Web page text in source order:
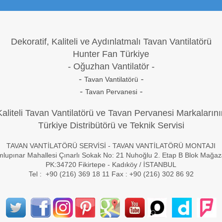
Dekoratif, Kaliteli ve Aydınlatmalı Tavan Vantilatörü
Hunter Fan Türkiye
- Oğuzhan Vantilatör -
- Tavan Vantilatörü -
- Tavan Pervanesi-
Tavan Vantilatörü ve Tavan Pervanesi
Türkiye Distribütörü ve Teknik Servisi
TAVAN VANTİLATÖRÜ SERVİSİ - TAVAN VANTİLATÖRÜ MONTAJI
Mahallesi Çınarlı Sokak No: 21 Nuhoğlu 2. Etap B Blok
PK:34720 Fikirtepe - Kadıköy / İSTANBUL
Tel : +90 (216) 369 18 11 Fax : +90 (216) 302 86 92